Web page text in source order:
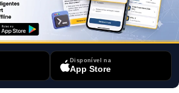
Disponível na
App Store